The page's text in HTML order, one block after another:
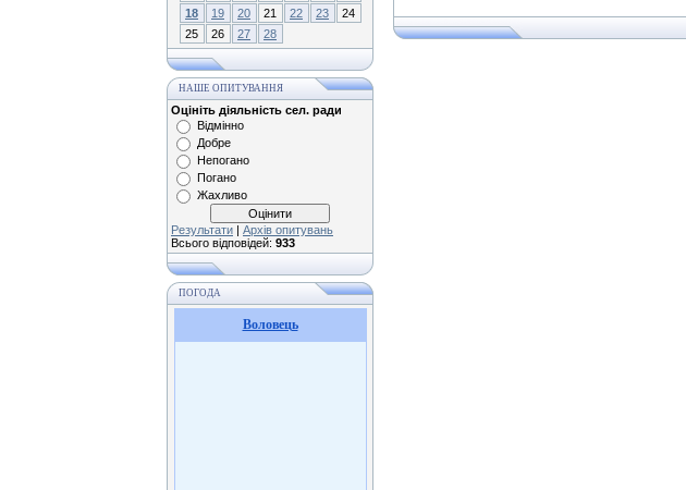
18
19 20 21 22 23
24
25
26 27 28
НАШЕ ОПИТУВАННЯ
Оцініть діяльність сел. ради
Відмінно
Добре
Непогано
Погано
Жахливо
Результати | Архів опитувань
Всього відповідей: 933
ПОГОДА
Воловець